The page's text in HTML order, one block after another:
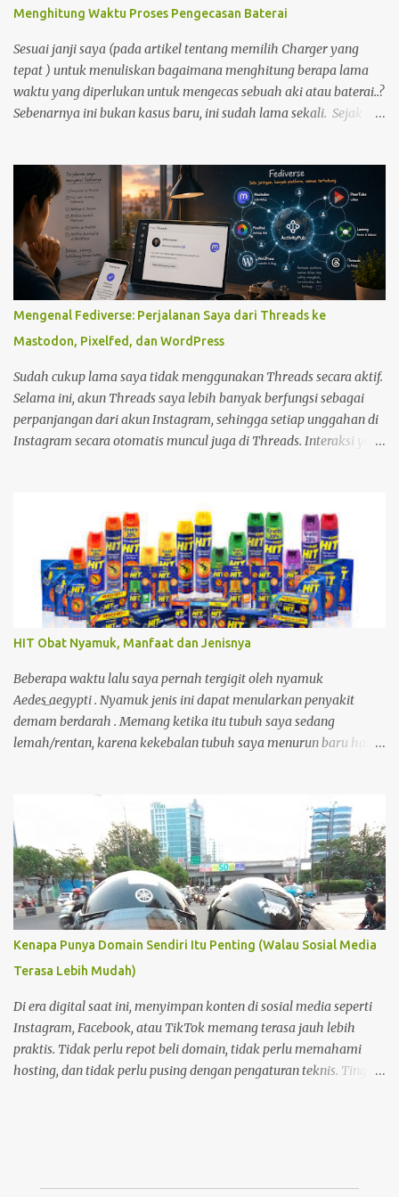
hening yang sedari tadi saya bangun.
Menghitung Waktu Proses Pengecasan Baterai
Sesuai janji saya (pada artikel tentang memilih Charger yang
tepat ) untuk menuliskan bagaimana menghitung berapa lama
waktu yang diperlukan untuk mengecas sebuah aki atau baterai..?
Sebenarnya ini bukan kasus baru, ini sudah lama sekali. Sejak
motor DC, banyak yang membuat pengecas sendiri. kami
sebelumnya menggunakan baterai berjenis carbon atau alkali.
Tetapi jika menggunakan betari carbon dan alkali biayanya akan
besar sekali untuk membeli Baterai tersebut. dengan baterai cas,
akan lebih mengirit keuangan. Selain itu, karena pengecas di
pasaran bisa sangat lama kalau mengecas. ada yang 12 jam, ada
juga yang 8 jam. Oleh karena ketidak puasan itu, kebanyakan
dari kami membuat alat charger baterai sendiri. Dan yang
terbaru sekarang ini ada yang 2 atau 1 jam saja.
Mengenal Fediverse: Perjalanan Saya dari Threads ke
Mastodon, Pixelfed, dan WordPress
Sudah cukup lama saya tidak menggunakan Threads secara aktif.
Selama ini, akun Threads saya lebih banyak berfungsi sebagai
perpanjangan dari akun Instagram, sehingga setiap unggahan di
Instagram secara otomatis muncul juga di Threads. Interaksi yang
postingan, saya menemukan sesuatu yang menarik. Ada seorang
pemilik akun yang menampilkan status bahwa akun Threads
miliknya sudah terhubung dengan Fediverse . Istilah tersebut
cukup asing bagi saya, sehingga menimbulkan rasa penasaran.
HIT Obat Nyamuk, Manfaat dan Jenisnya
Beberapa waktu lalu saya pernah tergigit oleh nyamuk
Aedes_aegypti . Nyamuk jenis ini dapat menularkan penyakit
demam berdarah . Memang ketika itu tubuh saya sedang
lemah/rentan, karena kekebalan tubuh saya menurun baru habis
Kenapa Punya Domain Sendiri Itu Penting (Walau Sosial Media
Terasa Lebih Mudah)
Di era digital saat ini, menyimpan konten di sosial media seperti
Instagram, Facebook, atau TikTok memang terasa jauh lebih
praktis. Tidak perlu repot beli domain, tidak perlu memahami
hosting, dan tidak perlu pusing dengan pengaturan teknis. Tinggal